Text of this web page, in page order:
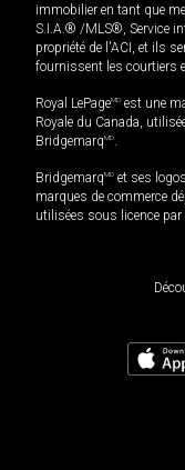
immobilier en tant que
S.I.A.® /MLS®, Service
propriété de l'ACI, et ils
fournissent les courtiers
Royal LePageMD est une
Royale du Canada,
BridgemarqMD.
BridgemarqMD et ses
marques de commerce
utilisées sous licence